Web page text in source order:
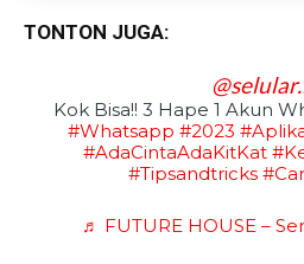
TONTON JUGA:
Kok Bisa!! 3 Hape 1 Akun
#whatsapp #2023
#AdaCintaAdaKitKat
#tipsandtricks
♬ FUTURE HOUSE –